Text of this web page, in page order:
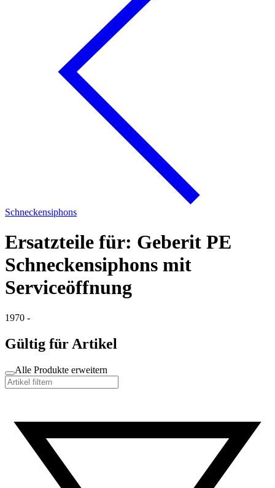
Schneckensiphons
Ersatzteile für: Geberit PE
Schneckensiphons mit
Serviceöffnung
1970 -
Gültig für Artikel
Alle Produkte erweitern